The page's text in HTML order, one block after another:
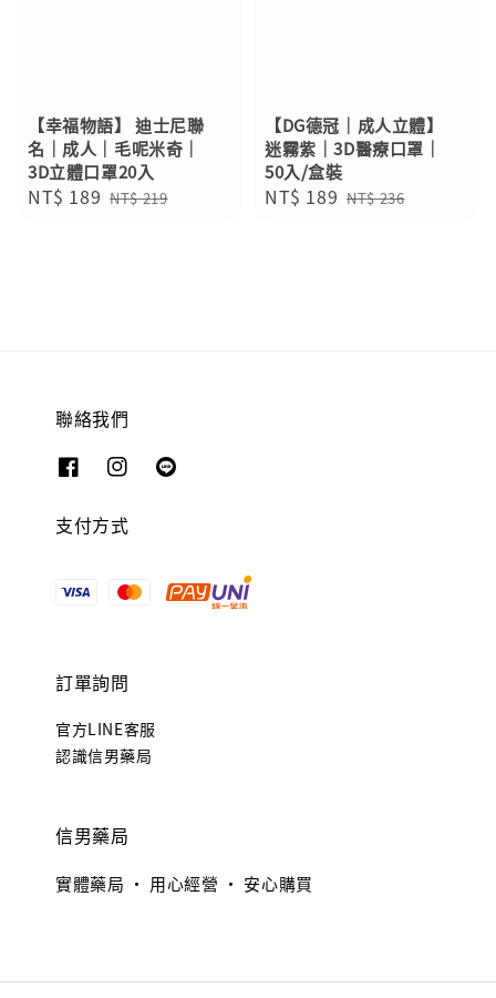
【幸福物語】 迪士尼聯
名｜成人｜毛呢米奇｜
3D立體口罩20入
Sale
NT$ 189 Regular
NT$ 219
【DG德冠｜成人立體】
迷霧紫｜3D醫療口罩｜
50入/盒裝
Sale
NT$ 189 Regular
NT$ 236
聯絡我們
支付方式
訂單詢問
官方LINE客服
認識信男藥局
信男藥局
實體藥局 · 用心經營 · 安心購買